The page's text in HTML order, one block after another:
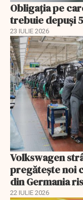
Obligația pe
trebuie depuși
23 IULIE 2026
Volkswagen
pregătește noi
din Germania
22 IULIE 2026